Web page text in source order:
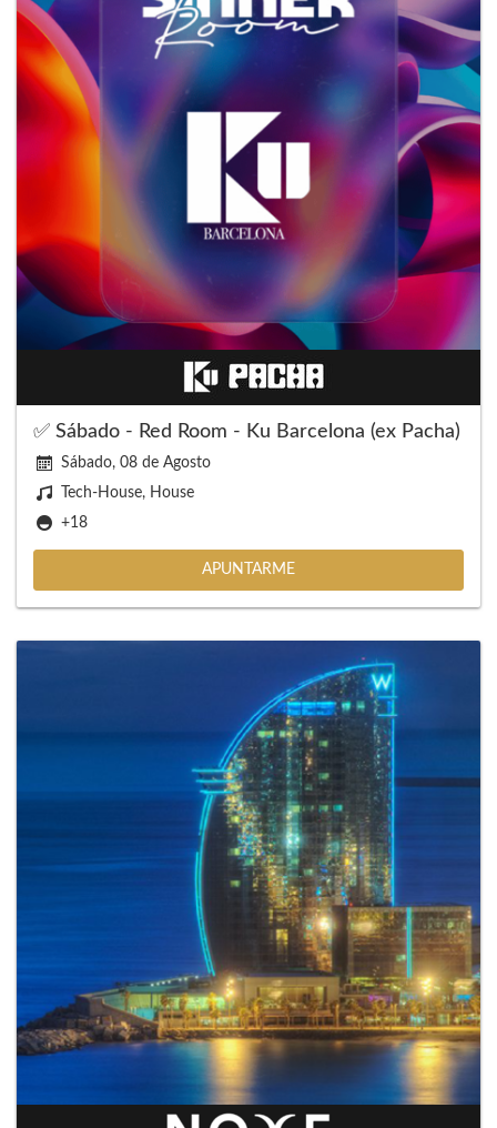
✅ Sábado - Red Room - Ku Barcelona (ex Pacha)
Sábado, 08 de Agosto
Tech-House, House
+18
APUNTARME